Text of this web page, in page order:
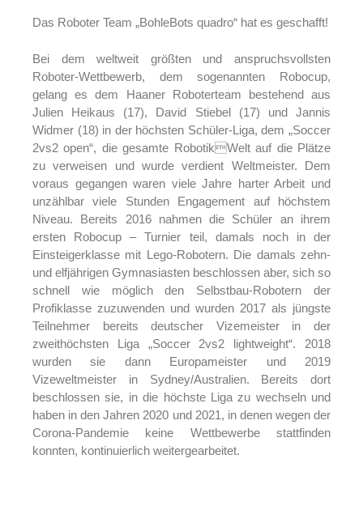
Das Roboter Team „BohleBots quadro“ hat es geschafft!
Bei dem weltweit größten und anspruchsvollsten
Roboter-Wettbewerb, dem sogenannten Robocup,
gelang es dem Haaner Roboterteam bestehend aus
Julien Heikaus (17), David Stiebel (17) und Jannis
Widmer (18) in der höchsten Schüler-Liga, dem „Soccer
2vs2 open“, die gesamte RobotikWelt auf die Plätze
zu verweisen und wurde verdient Weltmeister. Dem
voraus gegangen waren viele Jahre harter Arbeit und
unzählbar viele Stunden Engagement auf höchstem
Niveau. Bereits 2016 nahmen die Schüler an ihrem
ersten Robocup – Turnier teil, damals noch in der
Einsteigerklasse mit Lego-Robotern. Die damals zehn-
und elfjährigen Gymnasiasten beschlossen aber, sich so
schnell wie möglich den Selbstbau-Robotern der
Profiklasse zuzuwenden und wurden 2017 als jüngste
Teilnehmer bereits deutscher Vizemeister in der
zweithöchsten Liga „Soccer 2vs2 lightweight“. 2018
wurden sie dann Europameister und 2019
Vizeweltmeister in Sydney/Australien. Bereits dort
beschlossen sie, in die höchste Liga zu wechseln und
haben in den Jahren 2020 und 2021, in denen wegen der
Corona-Pandemie keine Wettbewerbe stattfinden
konnten, kontinuierlich weitergearbeitet.